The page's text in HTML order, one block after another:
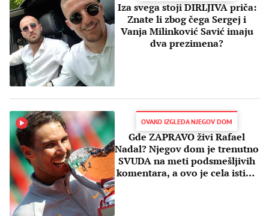
Iza svega stoji DIRLJIVA priča:
Znate li zbog čega Sergej i
Vanja Milinković Savić imaju
dva prezimena?
OVAKO IZGLEDA NJEGOV DOM
Gde ZAPRAVO živi Rafael
Nadal? Njegov dom je trenutno
SVUDA na meti podsmešljivih
komentara, a ovo je cela istina